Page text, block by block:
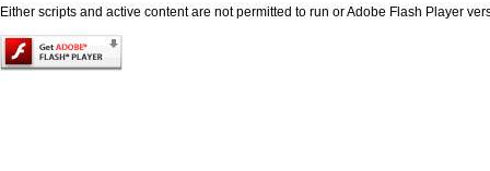
Either scripts and active content are not permitted to run or Adobe Flash Player